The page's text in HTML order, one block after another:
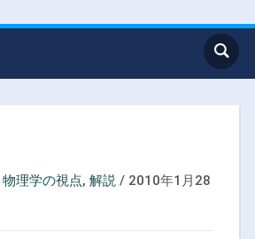
物理学の視点, 解説/ 2010年1月28